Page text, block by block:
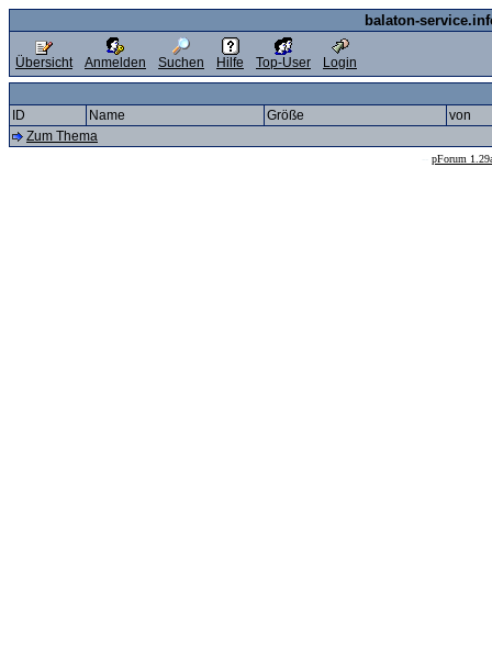
balaton-
Übersicht Anmelden Suchen Hilfe Top-User Login
ID Name Größe
von
Zum Thema
pForum